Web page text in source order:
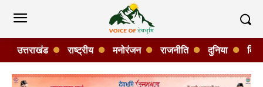
उत्तराखंड राष्ट्रीय मनोरंजन राजनीति दुनिया